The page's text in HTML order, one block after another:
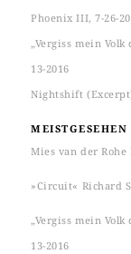
Phoenix III, 7-26-
„Vergiss mein
13-2016
Nightshift
MEISTGESEHEN
Mies van der Rohe
»Circuit« Richard
„Vergiss mein
13-2016